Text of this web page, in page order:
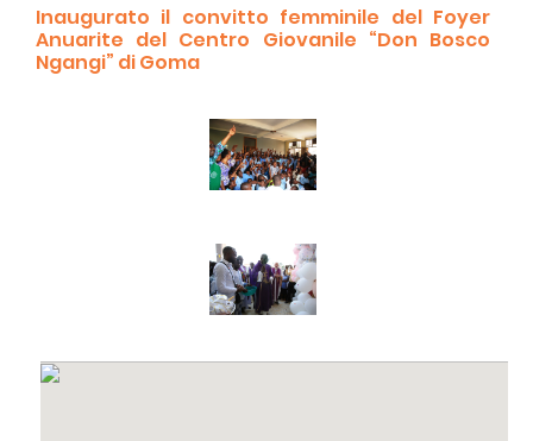
Inaugurato il convitto femminile del Foyer
Anuarite del Centro Giovanile “Don Bosco
Ngangi” di Goma